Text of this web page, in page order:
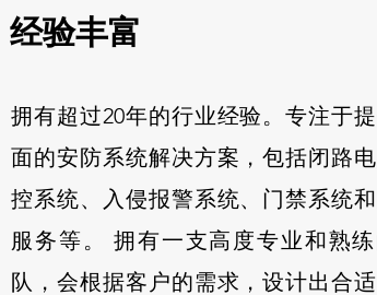
经验丰富
拥有超过20年的行业经验。专注于
面的安防系统解决方案，包括闭路
控系统、入侵报警系统、门禁系统
服务等。 拥有一支高度专业和熟
队，会根据客户的需求，设计出合